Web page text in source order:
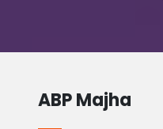
ABP Majha